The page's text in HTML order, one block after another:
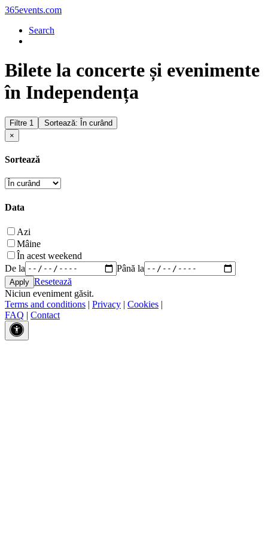
365events.com
Search
Bilete la concerte și evenimente
în Independența
Filtre 1
Sortează: În curând
×
Sortează
Data
Azi
Mâine
În acest weekend
De la
Până la
Resetează
Niciun eveniment găsit.
Terms and conditions | Privacy | Cookies |
FAQ | Contact